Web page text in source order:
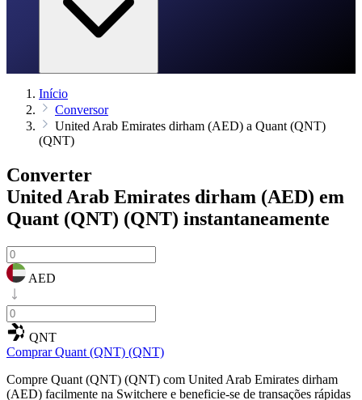
Início
Conversor
United Arab Emirates dirham (AED) a Quant (QNT)
(QNT)
Converter
United Arab Emirates dirham (AED) em
Quant (QNT) (QNT) instantaneamente
AED
QNT
Comprar Quant (QNT) (QNT)
Compre Quant (QNT) (QNT) com United Arab Emirates dirham
(AED) facilmente na Switchere e beneficie-se de transações rápidas